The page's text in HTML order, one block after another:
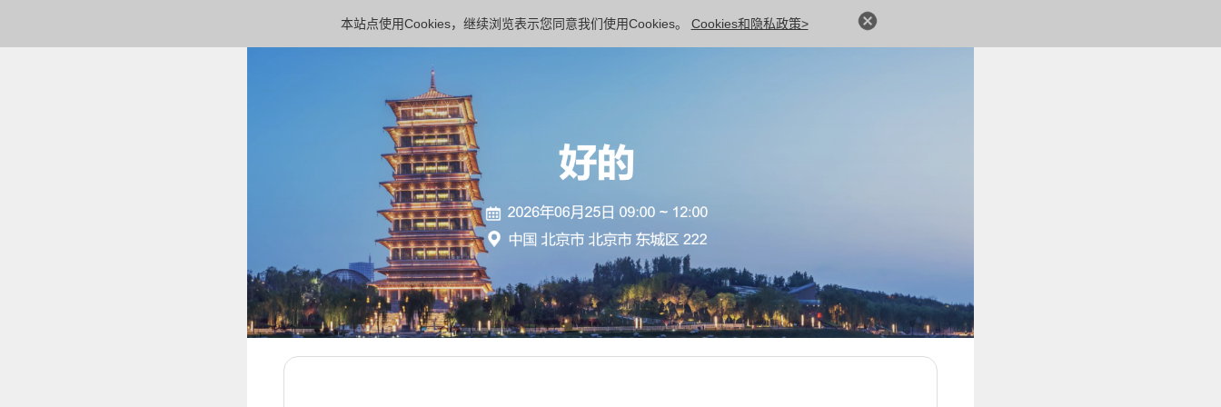
本站点使用Cookies，继续浏览表示您同意我们使用Cookies。 Cookies和隐私政策>